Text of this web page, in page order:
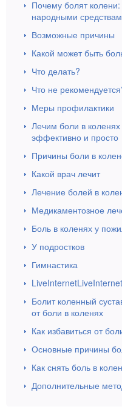
Почему болят
народными
Возможные причины
Какой может быть
Что делать?
Что не
Меры профилактики
Лечим боли в
эффективно и просто
Причины боли в
Какой врач лечит
Лечение болей в
Медикаментозное
Боль в коленях у
У подростков
Гимнастика
LiveInternetLiveInternet
Болит коленный
от боли в коленях
Как избавиться от
Основные причины
Как снять боль в
Дополнительные